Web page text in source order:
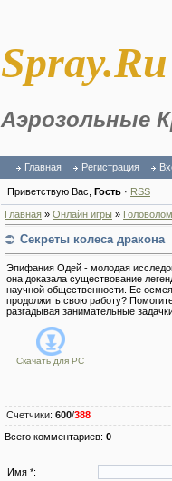
Spray.Ru
Аэрозольные
Главная Регистрация
Приветствую Вас Гость · RSS
Главная » Онлайн игры »
Секреты колеса дракона
Эпифания Одей - молодая
она доказала существование
научной общественности. Ее
продолжить свою работу?
разгадывая занимательные
Скачать для PC
Счетчики: 600/388
Всего комментариев: 0
Имя *: